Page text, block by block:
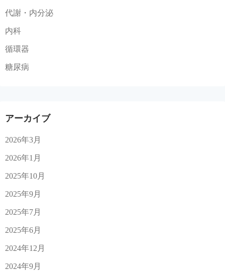
代謝・内分泌
内科
循環器
糖尿病
アーカイブ
2026年3月
2026年1月
2025年10月
2025年9月
2025年7月
2025年6月
2024年12月
2024年9月